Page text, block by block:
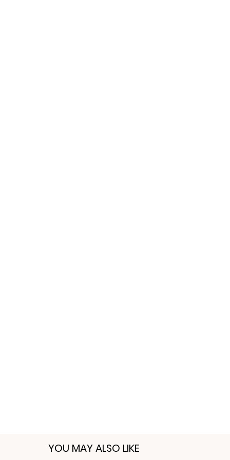
YOU MAY ALSO LIKE